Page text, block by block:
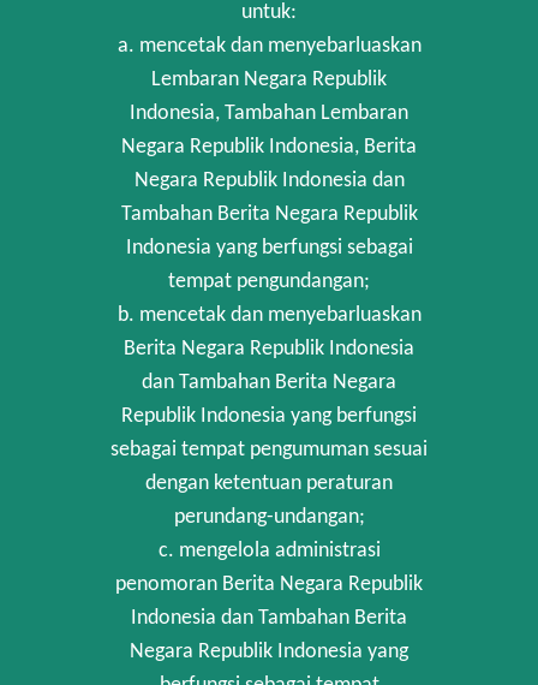
untuk:
a. mencetak dan menyebarluaskan
Lembaran Negara Republik
Indonesia, Tambahan Lembaran
Negara Republik Indonesia, Berita
Negara Republik Indonesia dan
Tambahan Berita Negara Republik
Indonesia yang berfungsi sebagai
tempat pengundangan;
b. mencetak dan menyebarluaskan
Berita Negara Republik Indonesia
dan Tambahan Berita Negara
Republik Indonesia yang berfungsi
sebagai tempat pengumuman sesuai
dengan ketentuan peraturan
perundang-undangan;
c. mengelola administrasi
penomoran Berita Negara Republik
Indonesia dan Tambahan Berita
Negara Republik Indonesia yang